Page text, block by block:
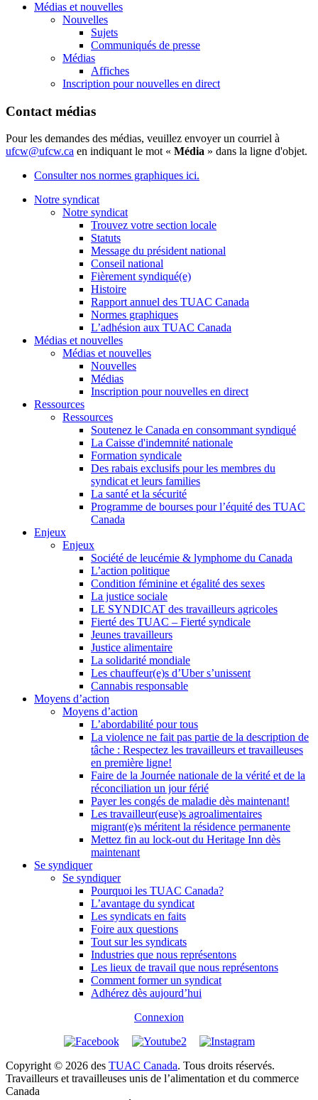
Médias et nouvelles
Nouvelles
Sujets
Communiqués de presse
Médias
Affiches
Inscription pour nouvelles en direct
Contact médias
Pour les demandes des médias, veuillez envoyer un courriel à
ufcw@ufcw.ca en indiquant le mot « Média » dans la ligne d'objet.
Consulter nos normes graphiques ici.
Notre syndicat
Notre syndicat
Trouvez votre section locale
Statuts
Message du président national
Conseil national
Fièrement syndiqué(e)
Histoire
Rapport annuel des TUAC Canada
Normes graphiques
L’adhésion aux TUAC Canada
Médias et nouvelles
Médias et nouvelles
Nouvelles
Médias
Inscription pour nouvelles en direct
Ressources
Ressources
Soutenez le Canada en consommant syndiqué
La Caisse d'indemnité nationale
Formation syndicale
Des rabais exclusifs pour les membres du
syndicat et leurs families
La santé et la sécurité
Programme de bourses pour l’équité des TUAC
Canada
Enjeux
Enjeux
Société de leucémie & lymphome du Canada
L’action politique
Condition féminine et égalité des sexes
La justice sociale
LE SYNDICAT des travailleurs agricoles
Fierté des TUAC – Fierté syndicale
Jeunes travailleurs
Justice alimentaire
La solidarité mondiale
Les chauffeur(e)s d’Uber s’unissent
Cannabis responsable
Moyens d’action
Moyens d’action
L’abordabilité pour tous
La violence ne fait pas partie de la description de
tâche : Respectez les travailleurs et travailleuses
en première ligne!
Faire de la Journée nationale de la vérité et de la
réconciliation un jour férié
Payer les congés de maladie dès maintenant!
Les travailleur(euse)s agroalimentaires
migrant(e)s méritent la résidence permanente
Mettez fin au lock-out du Heritage Inn dès
maintenant
Se syndiquer
Se syndiquer
Pourquoi les TUAC Canada?
L’avantage du syndicat
Les syndicats en faits
Foire aux questions
Tout sur les syndicats
Industries que nous représentons
Les lieux de travail que nous représentons
Comment former un syndicat
Adhérez dès aujourd’hui
Connexion
Copyright © 2026 des TUAC Canada. Tous droits réservés.
Travailleurs et travailleuses unis de l’alimentation et du commerce
Canada